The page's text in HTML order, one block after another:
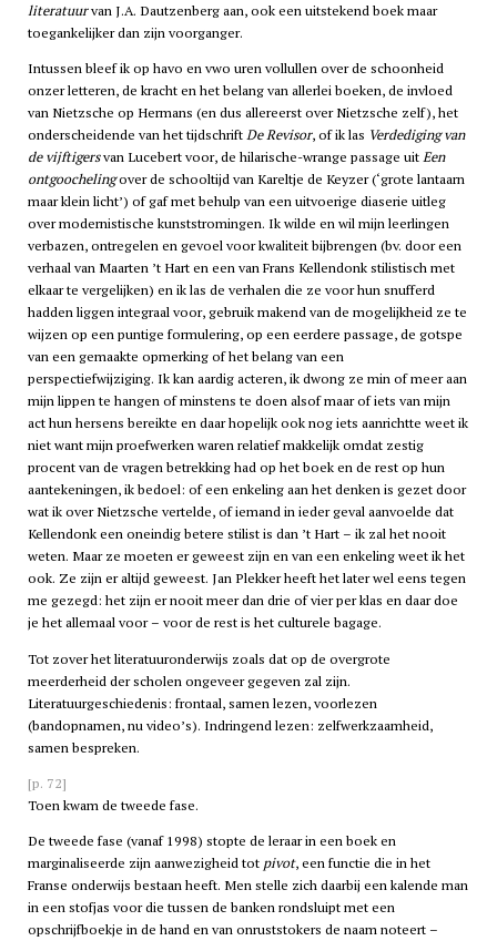
literatuurvan J.A. Dautzenberg aan, ook een uitstekend boek maar
toegankelijker dan zijn voorganger.
Intussen bleef ik op havo envwo uren vollullen over de schoonheid
onzer letteren, de kracht en het belang van allerlei boeken, de invloed
van Nietzsche op Hermans (en dus allereerst over Nietzsche zelf), het
onderscheidende van het tijdschriftDe Revisor, of ik las Verdediging van
de vijftigersvan Lucebert voor, de hilarische-wrange passage uitEen
ontgoochelingover de schooltijd van Kareltje de Keyzer (‘grote lantaarn
maar klein licht’) of gaf met behulp van een uitvoerige diaserie uitleg
over modernistische kunststromingen. Ik wilde en wil mijn leerlingen
verbazen, ontregelen en gevoel voor kwaliteit bijbrengen (bv. door een
verhaal van Maarten ’t Hart en een van Frans Kellendonk stilistisch met
elkaar te vergelijken) en ik las de verhalen die ze voor hun snufferd
hadden liggen integraal voor, gebruik makend van de mogelijkheid ze te
wijzen op een puntige formulering, op een eerdere passage, de gotspe
van een gemaakte opmerking of het belang van een
perspectiefwijziging. Ik kan aardig acteren, ik dwong ze min of meer aan
mijn lippen te hangen of minstens te doen alsof maar of iets van mijn
act hun hersens bereikte en daar hopelijk ook nog iets aanrichtte weet ik
niet want mijn proefwerken waren relatief makkelijk omdat zestig
procent van de vragen betrekking had op het boek en de rest op hun
aantekeningen, ik bedoel: of een enkeling aan het denken is gezet door
wat ik over Nietzsche vertelde, of iemand in ieder geval aanvoelde dat
Kellendonk een oneindig betere stilist is dan ’t Hart – ik zal het nooit
weten. Maar ze moeten er geweest zijn en van een enkeling weet ik het
ook. Ze zijn er altijd geweest. Jan Plekker heeft het later wel eens tegen
me gezegd: het zijn er nooit meer dan drie of vier per klas en daar doe
je het allemaal voor – voor de rest is het culturele bagage.
Tot zover het literatuuronderwijs zoals dat op de overgrote
meerderheid der scholen ongeveer gegeven zal zijn.
Literatuurgeschiedenis: frontaal, samen lezen, voorlezen
(bandopnamen, nu video’s). Indringend lezen: zelfwerkzaamheid,
samen bespreken.
[p. 72]
Toen kwam de tweede fase.
De tweede fase (vanaf 1998) stopte de leraar in een boek en
marginaliseerde zijn aanwezigheid tot pivot, een functie die in het
Franse onderwijs bestaan heeft. Men stelle zich daarbij een kalende man
in een stofjas voor die tussen de banken rondsluipt met een
opschrijfboekje in de hand en van onruststokers de naam noteert –